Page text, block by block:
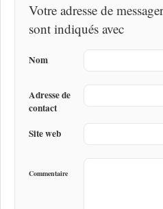
Votre adresse de
sont indiqués avec
Nom
Adresse de
contact
Site web
Commentaire